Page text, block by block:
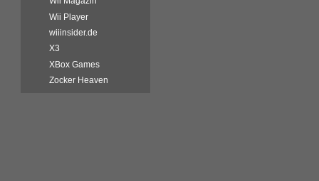
Wii Player
wiiinsider.de
X3
XBox Games
Zocker Heaven